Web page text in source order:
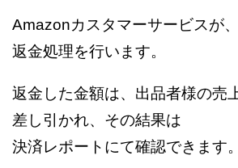
Amazonカスタマーサービスが
返金処理を行います。
返金した金額は、出品者様の売
差し引かれ、その結果は
決済レポートにて確認できます。